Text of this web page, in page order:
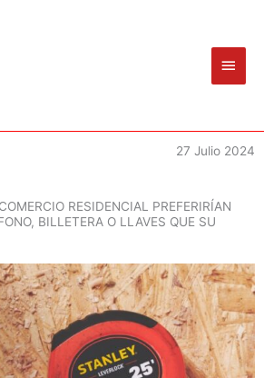
27 Julio 2024
RESIDENCIAL PREFERIRÍAN
BILLETERA O LLAVES QUE SU